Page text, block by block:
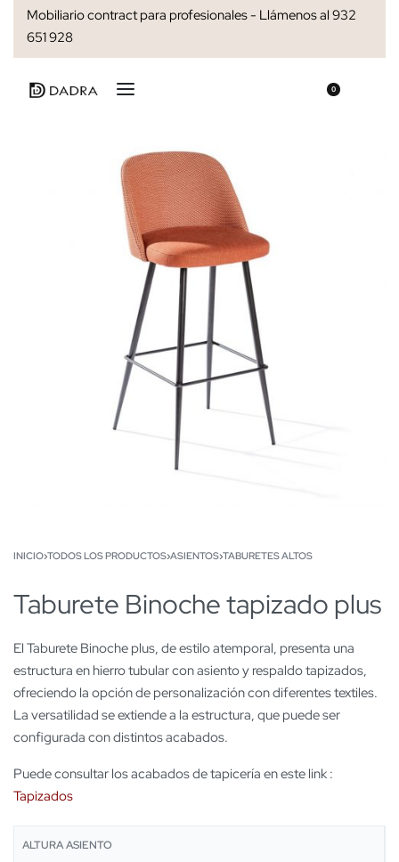
Mobiliario contract para profesionales - Llámenos al 932
651 928
0
INICIO›TODOS LOS PRODUCTOS›ASIENTOS›TABURETES ALTOS
Taburete Binoche tapizado plus
El Taburete Binoche plus, de estilo atemporal, presenta una
estructura en hierro tubular con asiento y respaldo tapizados,
ofreciendo la opción de personalización con diferentes textiles.
La versatilidad se extiende a la estructura, que puede ser
configurada con distintos acabados.
Puede consultar los acabados de tapicería en este link :
Tapizados
ALTURA ASIENTO